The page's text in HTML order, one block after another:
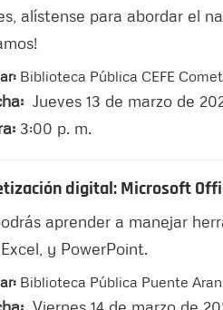
alístense para abordar el
Biblioteca Pública CEFE
Jueves 13 de marzo de
3:00 p. m.
digital: Microsoft
aprender a manejar
y PowerPoint.
Biblioteca Pública Puente